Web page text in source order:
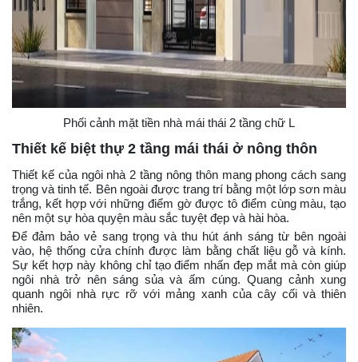
Phối cảnh mặt tiền nhà mái thái 2 tầng chữ L
Thiết kế biệt thự 2 tầng mái thái ở nông thôn
Thiết kế của ngôi nhà 2 tầng nông thôn mang phong cách sang
trọng và tinh tế. Bên ngoài được trang trí bằng một lớp sơn màu
trắng, kết hợp với những điểm gờ được tô điểm cùng màu, tạo
nên một sự hòa quyện màu sắc tuyệt đẹp và hài hòa.
Để đảm bảo vẻ sang trọng và thu hút ánh sáng từ bên ngoài
vào, hệ thống cửa chính được làm bằng chất liệu gỗ và kính.
Sự kết hợp này không chỉ tạo điểm nhấn đẹp mắt mà còn giúp
ngôi nhà trở nên sáng sủa và ấm cúng. Quang cảnh xung
quanh ngôi nhà rực rỡ với mảng xanh của cây cối và thiên
nhiên.